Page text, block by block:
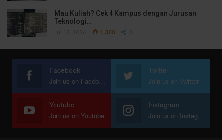
Mau Kuliah? Cek 4 Kampus dengan Jurusan
Teknologi…
1,300
Facebook
Join us on Facebook
Twitter
Join us on Twitter
Youtube
Join us on Youtube
Instagram
Join us on Instagram